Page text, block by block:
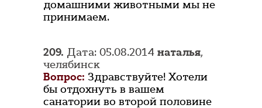
домашними животными мы не
принимаем.
209. Дата: 05.08.2014 наталья,
челябинск
Вопрос: Здравствуйте! Хотели
бы отдохнуть в вашем
санатории во второй половине